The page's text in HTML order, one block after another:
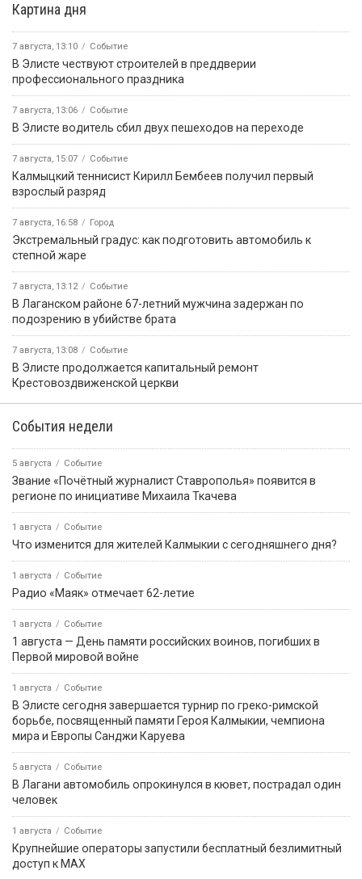
Картина дня
7 августа, 13:10 Событие
В Элисте чествуют строителей в преддверии
профессионального праздника
7 августа, 13:06 Событие
В Элисте водитель сбил двух пешеходов на переходе
7 августа, 15:07 Событие
Калмыцкий теннисист Кирилл Бембеев получил первый
взрослый разряд
7 августа, 16:58 Город
Экстремальный градус: как подготовить автомобиль к
степной жаре
7 августа, 13:12 Событие
В Лаганском районе 67-летний мужчина задержан по
подозрению в убийстве брата
7 августа, 13:08 Событие
В Элисте продолжается капитальный ремонт
Крестовоздвиженской церкви
События недели
5 августа Событие
Звание «Почётный журналист Ставрополья» появится в
регионе по инициативе Михаила Ткачева
1 августа Событие
Что изменится для жителей Калмыкии с сегодняшнего дня?
1 августа Событие
Радио «Маяк» отмечает 62-летие
1 августа Событие
1 августа — День памяти российских воинов, погибших в
Первой мировой войне
1 августа Событие
В Элисте сегодня завершается турнир по греко-римской
борьбе, посвященный памяти Героя Калмыкии, чемпиона
мира и Европы Санджи Каруева
5 августа Событие
В Лагани автомобиль опрокинулся в кювет, пострадал один
человек
1 августа Событие
Крупнейшие операторы запустили бесплатный безлимитный
доступ к MAX